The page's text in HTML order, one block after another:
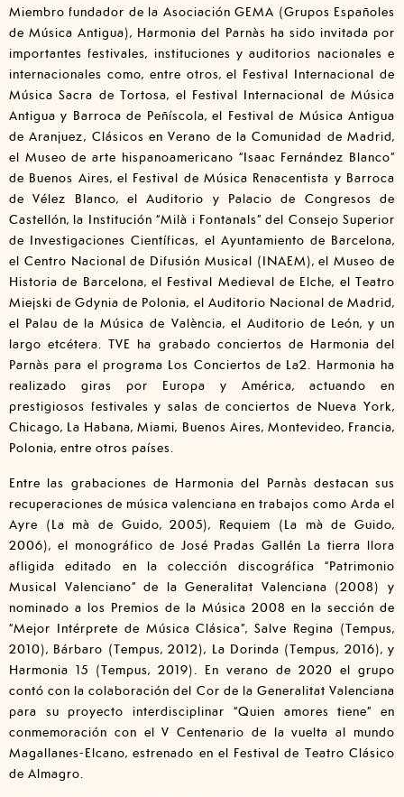
Miembro fundador de la Asociación GEMA (Grupos Españoles
de Música Antigua), Harmonia del Parnàs ha sido invitada por
importantes festivales, instituciones y auditorios nacionales e
internacionales como, entre otros, el Festival Internacional de
Música Sacra de Tortosa, el Festival Internacional de Música
Antigua y Barroca de Peñíscola, el Festival de Música Antigua
de Aranjuez, Clásicos en Verano de la Comunidad de Madrid,
el Museo de arte hispanoamericano “Isaac Fernández Blanco”
de Buenos Aires, el Festival de Música Renacentista y Barroca
de Vélez Blanco, el Auditorio y Palacio de Congresos de
Castellón, la Institución “Milà i Fontanals” del Consejo Superior
de Investigaciones Científicas, el Ayuntamiento de Barcelona,
el Centro Nacional de Difusión Musical (INAEM), el Museo de
Historia de Barcelona, el Festival Medieval de Elche, el Teatro
Miejski de Gdynia de Polonia, el Auditorio Nacional de Madrid,
el Palau de la Música de València, el Auditorio de León, y un
largo etcétera. TVE ha grabado conciertos de Harmonia del
Parnàs para el programa Los Conciertos de La2. Harmonia ha
realizado giras por Europa y América, actuando en
prestigiosos festivales y salas de conciertos de Nueva York,
Chicago, La Habana, Miami, Buenos Aires, Montevideo, Francia,
Polonia, entre otros países.
Entre las grabaciones de Harmonia del Parnàs destacan sus
recuperaciones de música valenciana en trabajos como Arda el
Ayre (La mà de Guido, 2005), Requiem (La mà de Guido,
2006), el monográfico de José Pradas Gallén La tierra llora
afligida editado en la colección discográfica “Patrimonio
Musical Valenciano” de la Generalitat Valenciana (2008) y
nominado a los Premios de la Música 2008 en la sección de
“Mejor Intérprete de Música Clásica”, Salve Regina (Tempus,
2010), Bárbaro (Tempus, 2012), La Dorinda (Tempus, 2016), y
Harmonia 15 (Tempus, 2019). En verano de 2020 el grupo
contó con la colaboración del Cor de la Generalitat Valenciana
para su proyecto interdisciplinar “Quien amores tiene” en
conmemoración con el V Centenario de la vuelta al mundo
Magallanes-Elcano, estrenado en el Festival de Teatro Clásico
de Almagro.